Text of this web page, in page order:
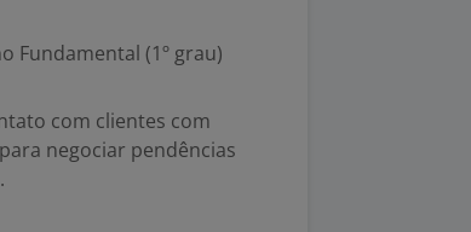
Fundamental (1º grau)
com clientes com
negociar pendências